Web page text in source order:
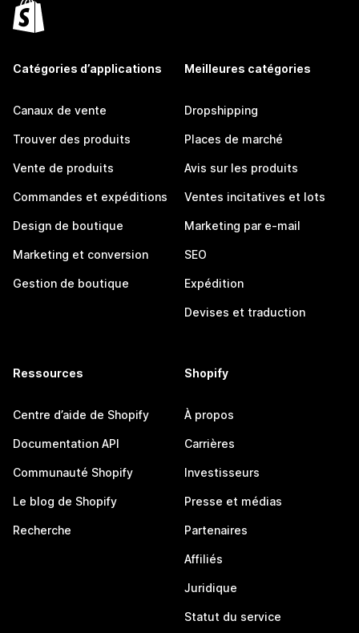
Catégories d’applications
Canaux de vente
Trouver des produits
Vente de produits
Commandes et expéditions
Design de boutique
Marketing et conversion
Gestion de boutique
Meilleures catégories
Dropshipping
Places de marché
Avis sur les produits
Ventes incitatives et lots
Marketing par e-mail
SEO
Expédition
Devises et traduction
Ressources
Centre d’aide de Shopify
Documentation API
Communauté Shopify
Le blog de Shopify
Recherche
Shopify
À propos
Carrières
Investisseurs
Presse et médias
Partenaires
Affiliés
Juridique
Statut du service